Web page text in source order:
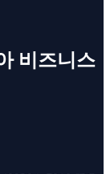
비즈니스